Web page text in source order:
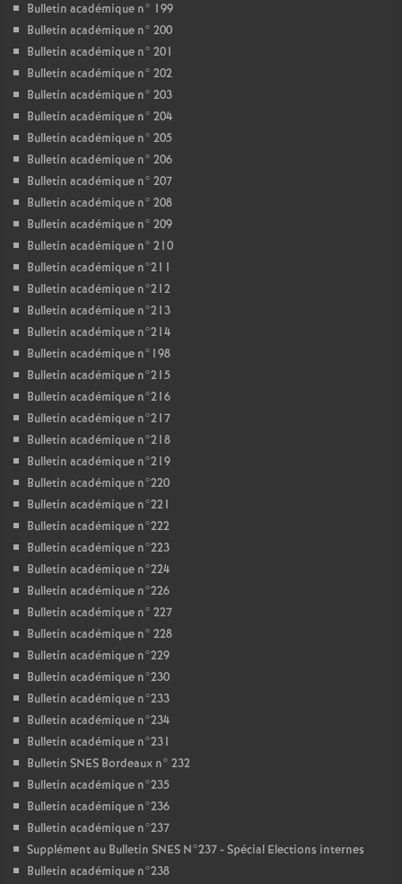
Bulletin académique n° 199
Bulletin académique n° 200
Bulletin académique n° 201
Bulletin académique n° 202
Bulletin académique n° 203
Bulletin académique n° 204
Bulletin académique n° 205
Bulletin académique n° 206
Bulletin académique n° 207
Bulletin académique n° 208
Bulletin académique n° 209
Bulletin académique n° 210
Bulletin académique n°211
Bulletin académique n°212
Bulletin académique n°213
Bulletin académique n°214
Bulletin académique n°198
Bulletin académique n°215
Bulletin académique n°216
Bulletin académique n°217
Bulletin académique n°218
Bulletin académique n°219
Bulletin académique n°220
Bulletin académique n°221
Bulletin académique n°222
Bulletin académique n°223
Bulletin académique n°224
Bulletin académique n°226
Bulletin académique n° 227
Bulletin académique n° 228
Bulletin académique n°229
Bulletin académique n°230
Bulletin académique n°233
Bulletin académique n°234
Bulletin académique n°231
Bulletin SNES Bordeaux n° 232
Bulletin académique n°235
Bulletin académique n°236
Bulletin académique n°237
Supplément au Bulletin SNES N°237 - Spécial Elections internes
Bulletin académique n°238